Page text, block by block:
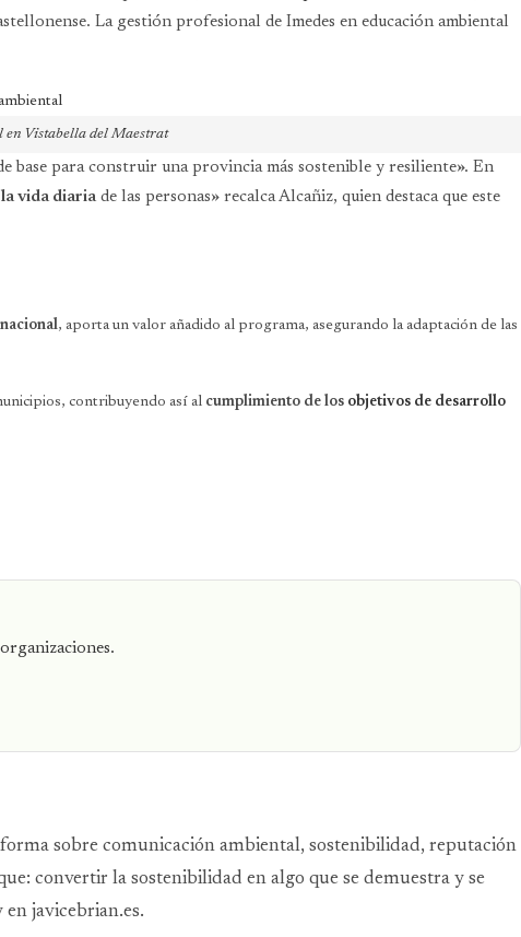
La gestión profesional de Imedes en educación ambiental
en Vistabella del Maestrat
base para construir una provincia más sostenible y resiliente». En
vida diaria de las personas» recalca Alcañiz, quien destaca que este
, aporta un valor añadido al programa, asegurando la adaptación de las
contribuyendo así al cumplimiento de los objetivos de desarrollo
sobre comunicación ambiental, sostenibilidad, reputación
convertir la sostenibilidad en algo que se demuestra y se
javicebrian.es.